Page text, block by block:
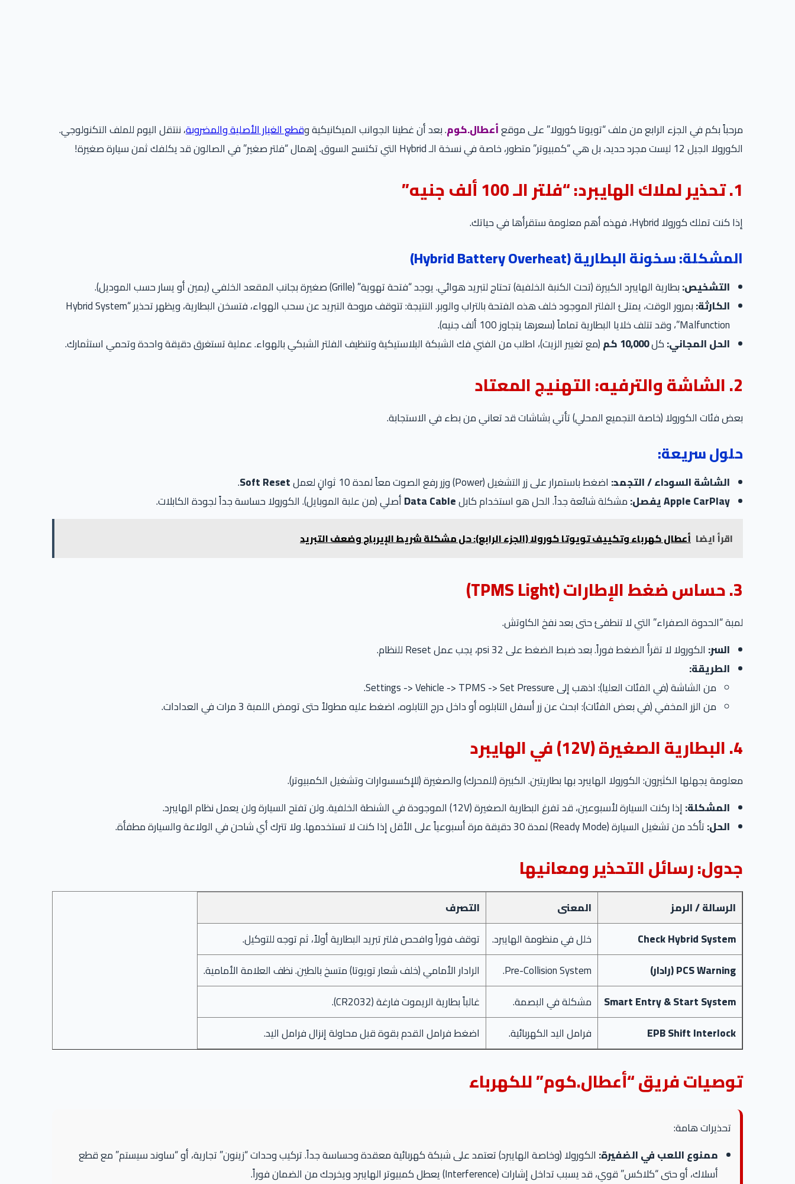
مرحباً بكم في الجزء الرابع من ملف “تويوتا كورولا” على موقعأعطال.كوم. بعد أن غطينا الجوانب الميكانيكية وقطع الغيار الأصلية والمضروبة، ننتقل اليوم للملف التكنولوجي.
الكورولا الجيل 12 ليست مجرد حديد، بل هي “كمبيوتر” متطور، خاصة في نسخة الـ Hybrid التي تكتسح السوق. إهمال “فلتر صغير” في الصالون قد يكلفك ثمن سيارة صغيرة!
1. تحذير لملاك الهايبرد: “فلتر الـ 100 ألف جنيه”
إذا كنت تملك كورولا Hybrid، فهذه أهم معلومة ستقرأها في حياتك.
المشكلة: سخونة البطارية (Hybrid Battery Overheat)
التشخيص:بطارية الهايبرد الكبيرة (تحت الكنبة الخلفية) تحتاج لتبريد هوائي. يوجد “فتحة تهوية” (Grille) صغيرة بجانب المقعد الخلفي (يمين أو يسار حسب الموديل).
الكارثة:
بمرور الوقت، يمتلئ الفلتر الموجود خلف هذه الفتحة بالتراب والوبر. النتيجة: تتوقف مروحة التبريد عن سحب الهواء، فتسخن البطارية، ويظهر تحذير “Hybrid System
Malfunction”، وقد تتلف خلايا البطارية تماماً (سعرها يتجاوز 100 ألف جنيه).
الحل المجاني:كل10,000 كم (مع تغيير الزيت)، اطلب من الفني فك الشبكة البلاستيكية وتنظيف الفلتر الشبكي بالهواء. عملية تستغرق دقيقة واحدة وتحمي استثمارك.
2. الشاشة والترفيه: التهنيج المعتاد
بعض فئات الكورولا (خاصة التجميع المحلي) تأتي بشاشات قد تعاني من بطء في الاستجابة.
حلول سريعة:
الشاشة السوداء / التجمد: اضغط باستمرار على زر التشغيل (Power) وزر رفع الصوت معاً لمدة 10 ثوانٍ لعمل Soft Reset
.
Apple CarPlay يفصل:
مشكلة شائعة جداً. الحل هو استخدام كابلData Cableأصلي (من علبة الموبايل). الكورولا حساسة جداً لجودة الكابلات.
اقرأ ايضا أعطال كهرباء وتكييف تويوتا كورولا (الجزء الرابع): حل مشكلة شريط الإيرباج وضعف التبريد
3. حساس ضغط الإطارات (TPMS Light)
لمبة “الحدوة الصفراء” التي لا تنطفئ حتى بعد نفخ الكاوتش.
السر: الكورولا لا تقرأ الضغط فوراً. بعد ضبط الضغط على 32 psi، يجب عمل Reset للنظام.
الطريقة:
من الشاشة (في الفئات العليا): اذهب إلى Settings -> Vehicle -> TPMS -> Set Pressure.
من الزر المخفي (في بعض الفئات): ابحث عن زر أسفل التابلوه أو داخل درج التابلوه، اضغط عليه مطولاً حتى تومض اللمبة 3 مرات في العدادات.
4. البطارية الصغيرة (12V) في الهايبرد
معلومة يجهلها الكثيرون: الكورولا الهايبرد بها بطاريتين. الكبيرة (للمحرك) والصغيرة (للإكسسوارات وتشغيل الكمبيوتر).
المشكلة:إذا ركنت السيارة لأسبوعين، قد تفرغ البطارية الصغيرة (12V) الموجودة في الشنطة الخلفية. ولن تفتح السيارة ولن يعمل نظام الهايبرد.
الحل:تأكد من تشغيل السيارة (Ready Mode) لمدة 30 دقيقة مرة أسبوعياً على الأقل إذا كنت لا تستخدمها. ولا تترك أي شاحن في الولاعة والسيارة مطفأة.
جدول: رسائل التحذير ومعانيها
الرسالة / الرمز المعنى
التصرف
Check Hybrid System
خلل في منظومة الهايبرد.
توقف فوراً وافحص فلتر تبريد البطارية أولاً، ثم توجه للتوكيل.
PCS Warning (رادار)
Pre-Collision System.
الرادار الأمامي (خلف شعار تويوتا) متسخ بالطين. نظف العلامة الأمامية.
Smart Entry & Start System
مشكلة في البصمة.
غالباً بطارية الريموت فارغة (CR2032).
EPB Shift Interlock
فرامل اليد الكهربائية. اضغط فرامل القدم بقوة قبل محاولة إنزال فرامل اليد.
توصيات فريق “أعطال.كوم” للكهرباء
تحذيرات هامة:
ممنوع اللعب في الضفيرة: الكورولا (وخاصة الهايبرد) تعتمد على شبكة كهربائية معقدة وحساسة جداً. تركيب وحدات “زينون” تجارية، أو “ساوند سيستم” مع قطع
أسلاك، أو حتى “كلاكس” قوي، قد يسبب تداخل إشارات (Interference) يعطل كمبيوتر الهايبرد ويخرجك من الضمان فوراً.